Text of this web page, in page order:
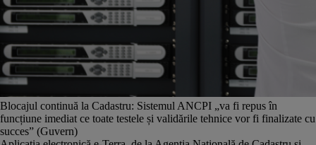
Blocajul continuă la Cadastru: Sistemul ANCPI „va fi repus în
funcțiune imediat ce toate testele și validările tehnice vor fi finalizate cu
succes” (Guvern)